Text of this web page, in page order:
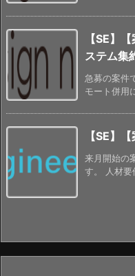
【SE】
ステム集
急募の案件
モート併用
【SE】
来月開始の
す。 人材要